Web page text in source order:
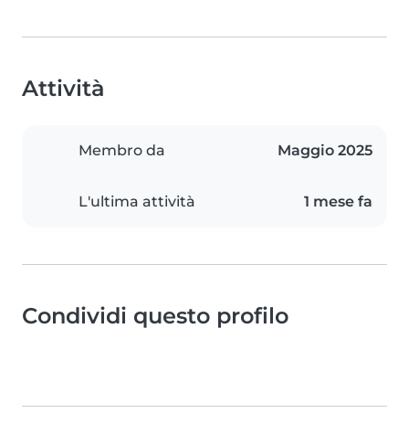
Attività
Membro da Maggio 2025
L'ultima attività 1 mese fa
Condividi questo profilo